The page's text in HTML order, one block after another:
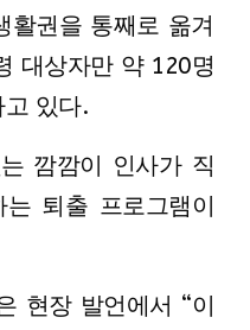
권을 통째로 옮겨
대상자만 약 120명
있다.
깜깜이 인사가 직
퇴출 프로그램이
현장 발언에서 “이